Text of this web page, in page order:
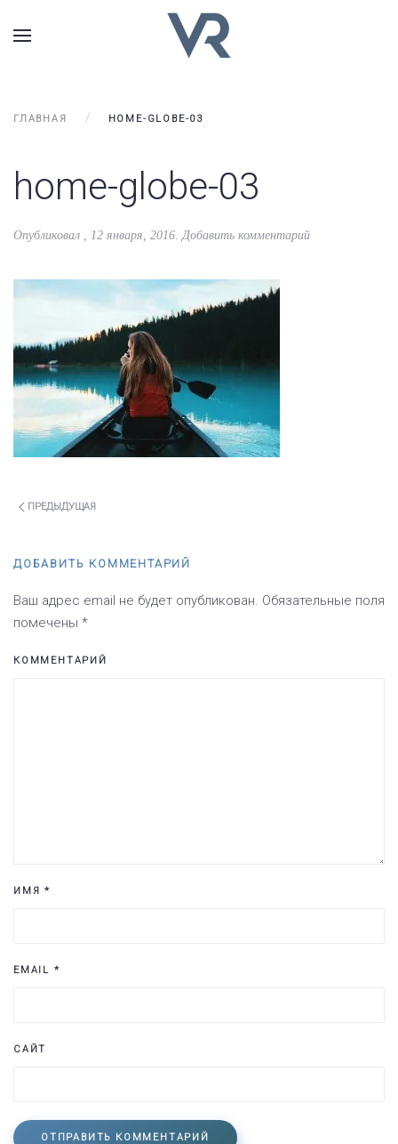
ГЛАВНАЯ HOME-GLOBE-03
home-globe-03
Опубликовал , 12 января, 2016.Добавить комментарий
ПРЕДЫДУЩАЯ
ДОБАВИТЬ КОММЕНТАРИЙ
Ваш адрес email не будет опубликован. Обязательные поля
помечены *
КОММЕНТАРИЙ
ИМЯ*
EMAIL *
САЙТ
ОТПРАВИТЬ КОММЕНТАРИЙ